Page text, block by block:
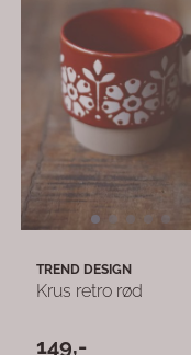
TREND DESIGN
Krus retro rød
149,-